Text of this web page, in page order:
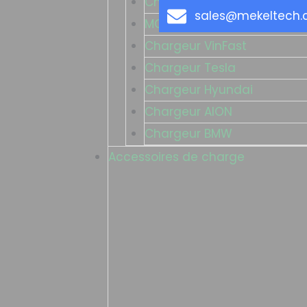
MG Charger
Chargeur VinFast
Chargeur Tesla
Chargeur Hyundai
Chargeur AION
Chargeur BMW
Accessoires de charge